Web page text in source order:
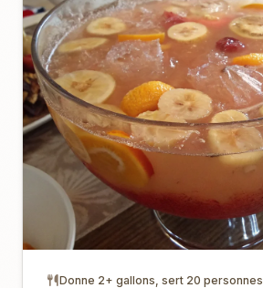
Donne 2+ gallons, sert 20 personnes